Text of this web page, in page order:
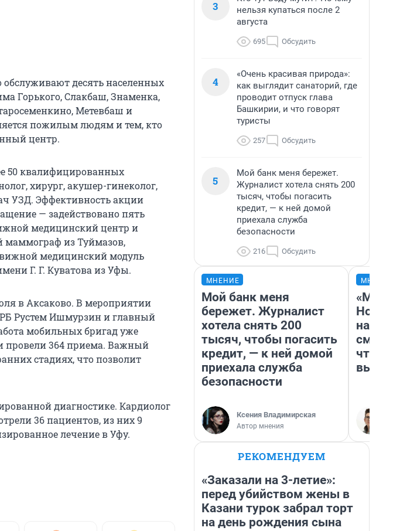
десять населенных
Горького, Слакбаш, Знаменка,
Метевбаш и
пожилым людям и тем, кто
центр.
50 квалифицированных
хирург, акушер-гинеколог,
УЗД. Эффективность акции
— задействовано пять
медицинский центр и
маммограф из Туймазов,
медицинский модуль
Г. Г. Куватова из Уфы.
в Аксаково. В мероприятии
Рустем Ишмурзин и главный
мобильных бригад уже
провели 364 приема. Важный
стадиях, что позволит
диагностике. Кардиолог
36 пациентов, из них 9
лечение в Уфу.
3
нельзя купаться после 2
августа
695 Обсудить
4
«Очень красивая природа»:
как выглядит санаторий, где
проводит отпуск глава
Башкирии, и что говорят
туристы
257 Обсудить
5
Мой банк меня бережет.
Журналист хотела снять 200
тысяч, чтобы погасить
кредит, — к ней домой
приехала служба
безопасности
216 Обсудить
МНЕНИЕ
Мой банк меня
бережет. Журналист
хотела снять 200
тысяч, чтобы погасить
кредит, — к ней домой
приехала служба
безопасности
Ксения Владимирская
Автор мнения
«Мы
РЕКОМЕНДУЕМ
«Заказали на 3-летие»:
перед убийством жены в
Казани турок забрал торт
на день рождения сына